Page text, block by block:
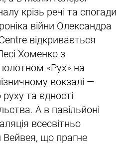
крізь речі та спогади
війни Олександра
відкривається
Хоменко з
«Рух» на
вокзалі —
та єдності
А в павільйоні
всесвітньо
що прагне